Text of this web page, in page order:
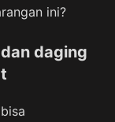
ini?
daging